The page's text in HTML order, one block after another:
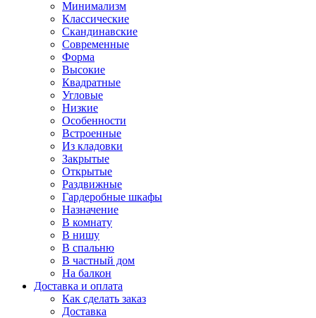
Минимализм
Классические
Скандинавские
Современные
Форма
Высокие
Квадратные
Угловые
Низкие
Особенности
Встроенные
Из кладовки
Закрытые
Открытые
Раздвижные
Гардеробные шкафы
Назначение
В комнату
В нишу
В спальню
В частный дом
На балкон
Доставка и оплата
Как сделать заказ
Доставка